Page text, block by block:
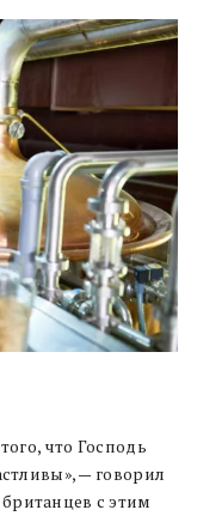
что Господь
— говорил
с этим